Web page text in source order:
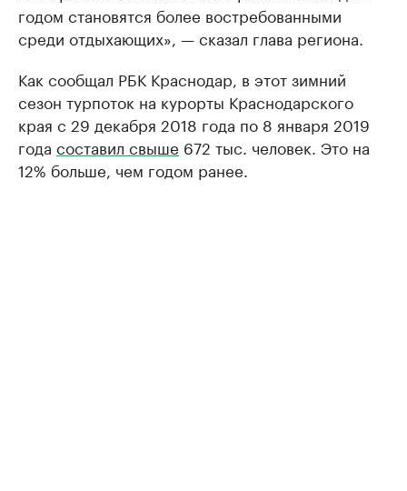
годом становятся более востребованными
среди отдыхающих», — сказал глава региона.
Как сообщал РБК Краснодар, в этот зимний
сезон турпоток на курорты Краснодарского
края с 29 декабря 2018 года по 8 января 2019
года составил свыше 672 тыс. человек. Это на
12% больше, чем годом ранее.